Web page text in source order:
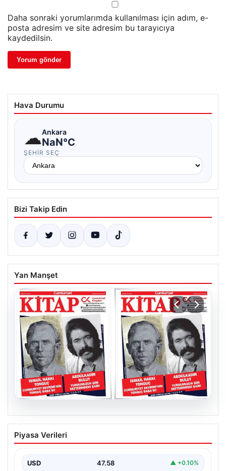
Daha sonraki yorumlarımda kullanılması için adım, e-
posta adresim ve site adresim bu tarayıcıya
kaydedilsin.
Hava Durumu
☁Ankara
NaN°C
ŞEHIR SEÇ
Bizi Takip Edin
Yan Manşet
YARIN günlerden Cumhuriyet Kitap!
Sayı 1903! / 6 Ağustos 2026
Piyasa Verileri
USD 47.58 ▲ +0.10%